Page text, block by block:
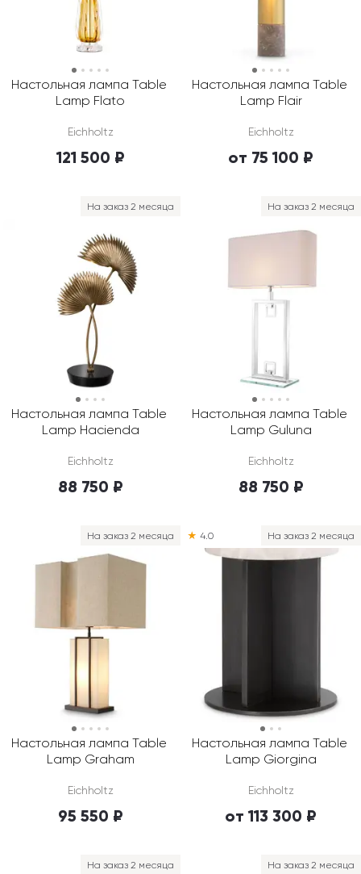
Настольная лампа Table
Lamp Flato
Eichholtz
121 500 ₽
Настольная лампа Table
Lamp Flair
Eichholtz
от 75 100 ₽
Настольная лампа Table
Lamp Hacienda
Eichholtz
88 750 ₽
На заказ 2 месяца
Настольная лампа Table
Lamp Guluna
Eichholtz
88 750 ₽
На заказ 2 месяца
Настольная лампа Table
Lamp Graham
Eichholtz
95 550 ₽
На заказ 2 месяца
Настольная лампа Table
Lamp Giorgina
Eichholtz
от 113 300 ₽
На заказ 2 месяца
★ 4.0
На заказ 2 месяца На заказ 2 месяца